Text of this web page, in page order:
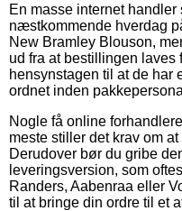
En masse internet
næstkommende hverdag
New Bramley Blouson,
ud fra at bestillingen laves
hensynstagen til at de har
ordnet inden
Nogle få online
meste stiller det krav om
Derudover bør du gribe
leveringsversion, som
Randers, Aabenraa eller
til at bringe din ordre til et